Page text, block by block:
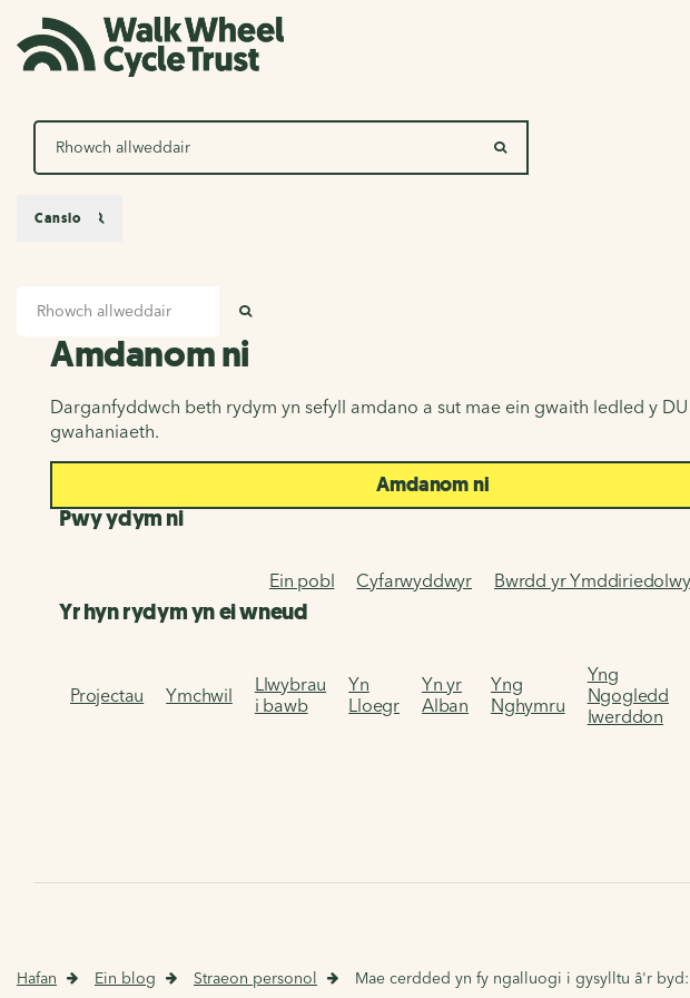
SEARCH
Chwilio
Amdanom ni
Amdanom ni
Darganfyddwch beth rydym yn sefyll amdano a sut mae ein gwaith ledled y
gwahaniaeth.
Amdanom ni
Pwy ydym ni
Ein pobl Cyfarwyddwyr Bwrdd yr
Yr hyn rydym yn ei wneud
Projectau Ymchwil
Llwybrau
i bawb
Yn
Lloegr
Yn yr
Alban
Yng
Nghymru
Yng
Ngogledd
Iwerddon
Canslo
Hafan Ein blog Straeon personol Mae cerdded yn fy ngalluogi i gysylltu â'r